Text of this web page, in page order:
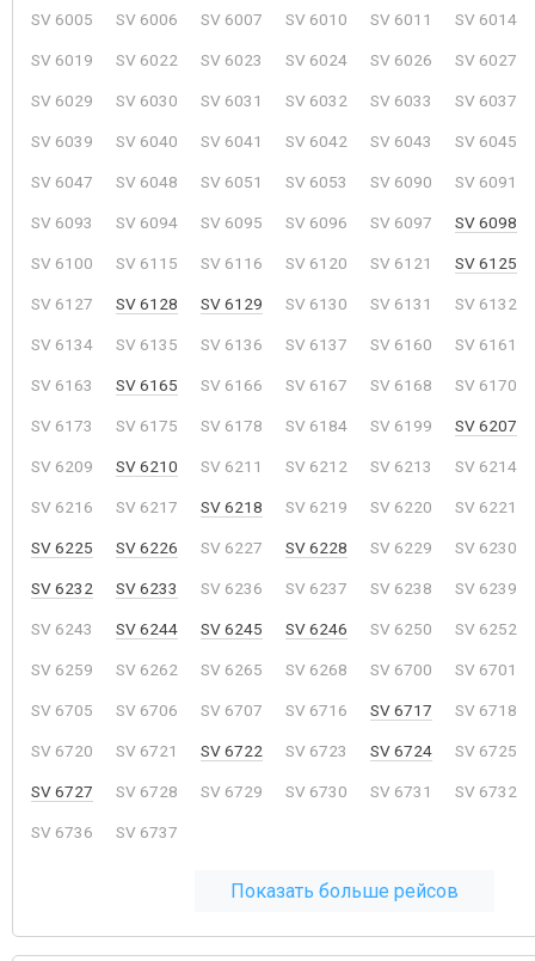
SV 6005 SV 6006 SV 6007 SV 6010 SV 6011 SV 6014
SV 6019 SV 6022 SV 6023 SV 6024 SV 6026 SV 6027
SV 6029 SV 6030 SV 6031 SV 6032 SV 6033 SV 6037
SV 6039 SV 6040 SV 6041 SV 6042 SV 6043 SV 6045
SV 6047 SV 6048 SV 6051 SV 6053 SV 6090 SV 6091
SV 6093 SV 6094 SV 6095 SV 6096 SV 6097 SV 6098
SV 6100 SV 6115 SV 6116 SV 6120 SV 6121 SV 6125
SV 6127 SV 6128 SV 6129 SV 6130 SV 6131 SV 6132
SV 6134 SV 6135 SV 6136 SV 6137 SV 6160 SV 6161
SV 6163 SV 6165 SV 6166 SV 6167 SV 6168 SV 6170
SV 6173 SV 6175 SV 6178 SV 6184 SV 6199 SV 6207
SV 6209 SV 6210 SV 6211 SV 6212 SV 6213 SV 6214
SV 6216 SV 6217 SV 6218 SV 6219 SV 6220 SV 6221
SV 6225 SV 6226 SV 6227 SV 6228 SV 6229 SV 6230
SV 6232 SV 6233 SV 6236 SV 6237 SV 6238 SV 6239
SV 6243 SV 6244 SV 6245 SV 6246 SV 6250 SV 6252
SV 6259 SV 6262 SV 6265 SV 6268 SV 6700 SV 6701
SV 6705 SV 6706 SV 6707 SV 6716 SV 6717 SV 6718
SV 6720 SV 6721 SV 6722 SV 6723 SV 6724 SV 6725
SV 6727 SV 6728 SV 6729 SV 6730 SV 6731 SV 6732
SV 6736 SV 6737
Показать больше рейсов